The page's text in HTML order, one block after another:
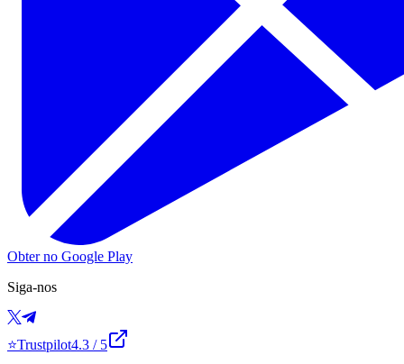
Obter no Google Play
Siga-nos
⭐Trustpilot4.3 / 5